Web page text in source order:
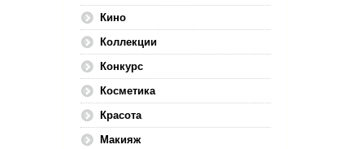
Кино
Коллекции
Конкурс
Косметика
Красота
Макияж